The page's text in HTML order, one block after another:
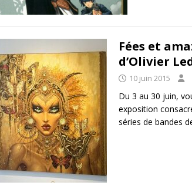
Fées et
d’Olivier
10 juin 2015
Du 3 au 30 juin,
exposition
séries de bandes